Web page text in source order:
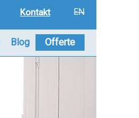
Kontakt EN
Blog Offerte